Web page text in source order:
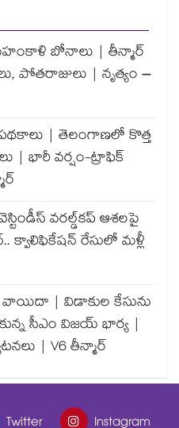
బోనాలు | తీన్మార్
పోతరాజులు | నృత్యం –
| తెలంగాణలో కొత్త
| భారీ వర్షం-ట్రాఫిక్
వరల్డ్‌కప్ ఆశలపై
క్వాలిఫికేషన్ రేసులో మళ్లీ
వాయిదా | విడాకుల కేసును
సీఎం విజయ్ భార్య |
| V6 తీన్మార్